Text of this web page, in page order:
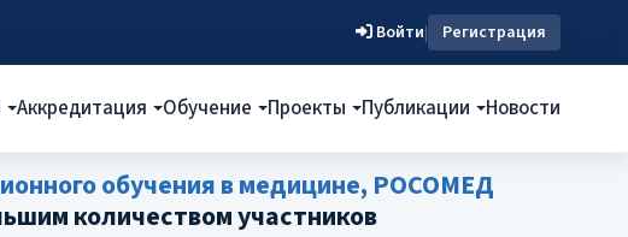
Войти| Регистрация
Аккредитация Обучение Проекты Публикации Новости
обучения в медицине, РОСОМЕД
количеством участников